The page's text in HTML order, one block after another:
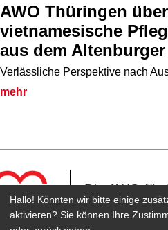
AWO Thüringen
vietnamesische
aus dem
Verlässliche Perspektive nach
mehr
Die AWO für
in Zeulenroda
Hallo! Könnten wir bitte einige
aktivieren? Sie können Ihre